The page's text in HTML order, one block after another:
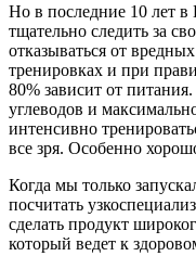
Но в последние 10 лет в
тщательно следить за
отказываться от
тренировках и при
80% зависит от
углеводов и
интенсивно
все зря. Особенно
Когда мы только
посчитать
сделать продукт
который ведет к